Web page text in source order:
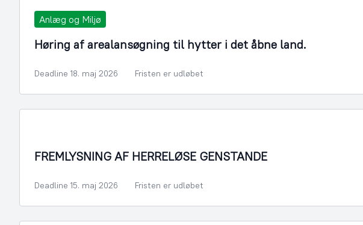
Anlæg og Miljø
Høring af arealansøgning til hytter i det åbne land.
Deadline 18. maj 2026 Fristen er udløbet
FREMLYSNING AF HERRELØSE GENSTANDE
Deadline 15. maj 2026 Fristen er udløbet